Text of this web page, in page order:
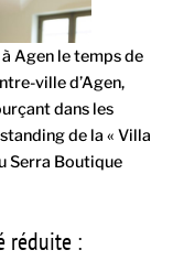
Agen le temps de
ville d’Agen,
dans les
de la « Villa
Serra Boutique
réduite :